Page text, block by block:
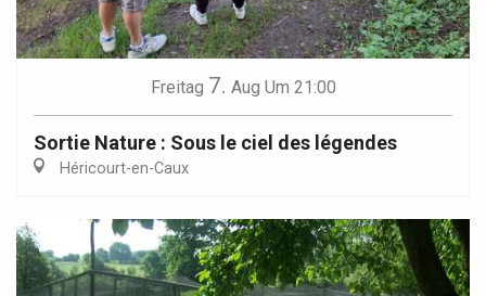
Freitag 7. Aug Um 21:00
Sortie Nature : Sous le ciel des légendes
Héricourt-en-Caux